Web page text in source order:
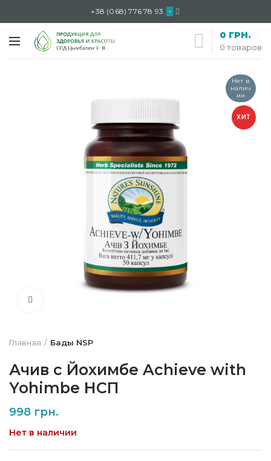
+38 (068) 776 78 93 •
0 товаров
0 ГРН.
Нет в
налич
ии
ХИТ
Главная Бады NSP
Ачив с Йохимбе Achieve with
Yohimbe НСП
998 грн.
Нет в наличии